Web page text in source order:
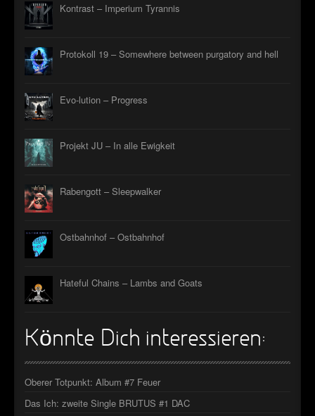
Kontrast – Imperium Tyrannis
Protokoll 19 – Somewhere between purgatory and hell
Evo-lution – Progress
Projekt JU – In alle Ewigkeit
Rabengott – Sleepwalker
Ostbahnhof – Ostbahnhof
Hateful Chains – Lambs and Goats
Könnte Dich interessieren:
Oberer Totpunkt: Album #7 Feuer
Das Ich: zweite Single BRUTUS #1 DAC